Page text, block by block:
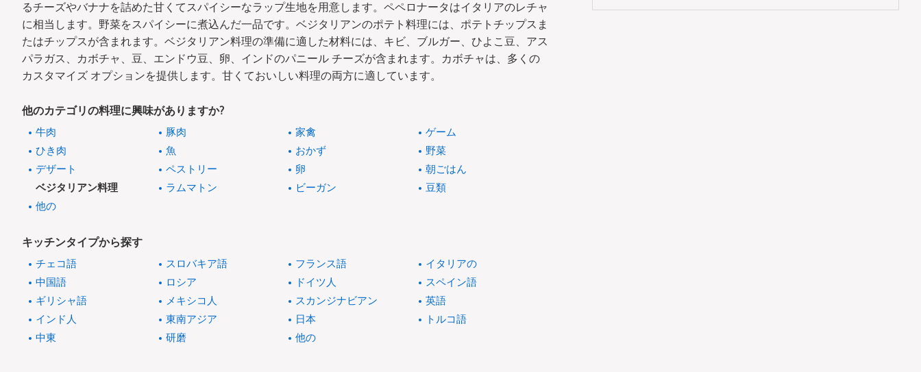
るチーズやバナナを詰めた甘くてスパイシーなラップ生地を用意します。ペペロナータはイタリアのレチャ
に相当します。野菜をスパイシーに煮込んだ一品です。ベジタリアンのポテト料理には、ポテトチップスま
たはチップスが含まれます。ベジタリアン料理の準備に適した材料には、キビ、ブルガー、ひよこ豆、アス
パラガス、カボチャ、豆、エンドウ豆、卵、インドのパニール チーズが含まれます。カボチャは、多くの
カスタマイズ オプションを提供します。甘くておいしい料理の両方に適しています。
他のカテゴリの料理に興味がありますか?
牛肉 豚肉 家禽
ゲーム
ひき肉
魚 おかず
野菜
デザート
ペストリー 卵
朝ごはん
ベジタリアン料理
ラムマトン ビーガン
豆類
他の
キッチンタイプから探す
チェコ語 スロバキア語 フランス語
イタリアの
中国語
ロシア ドイツ人
スペイン語
ギリシャ語
メキシコ人 スカンジナビアン
英語
インド人
東南アジア 日本
トルコ語
中東
研磨 他の